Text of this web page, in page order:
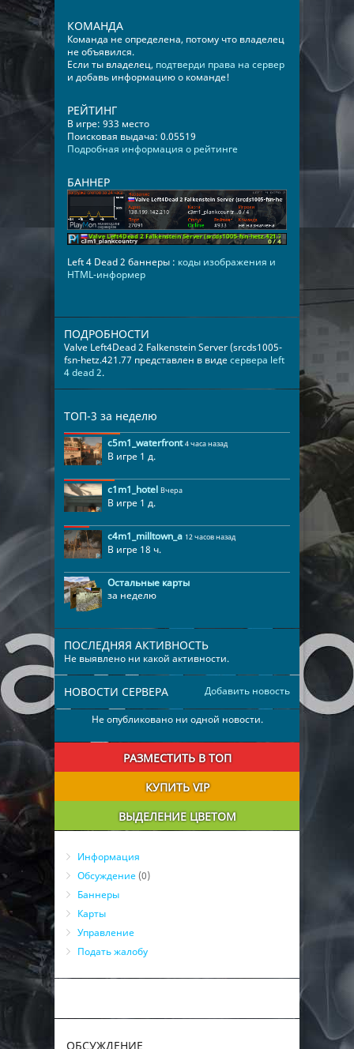
КОМАНДА
Команда не определена, потому что владелец
не объявился.
Если ты владелец, подтверди права на сервер
и добавь информацию о команде!
РЕЙТИНГ
В игре: 933 место
Поисковая выдача: 0.05519
Подробная информация о рейтинге
БАННЕР
Left 4 Dead 2 баннеры : коды изображения и
HTML-информер
ПОДРОБНОСТИ
Valve Left4Dead 2 Falkenstein Server (srcds1005-
fsn-hetz.421.77 представлен в видесервера left
4 dead 2.
ТОП-3 за неделю
c5m1_waterfront 4 часа назад
В игре 1 д.
c1m1_hotel Вчера
В игре 1 д.
c4m1_milltown_a 12 часов назад
В игре 18 ч.
Остальные карты
за неделю
ПОСЛЕДНЯЯ АКТИВНОСТЬ
Не выявлено ни какой активности.
Добавить новость
НОВОСТИ СЕРВЕРА
Не опубликовано ни одной новости.
РАЗМЕСТИТЬ В ТОП
КУПИТЬ VIP
ВЫДЕЛЕНИЕ ЦВЕТОМ
Информация
Обсуждение (0)
Баннеры
Карты
Управление
Подать жалобу
ОБСУЖДЕНИЕ